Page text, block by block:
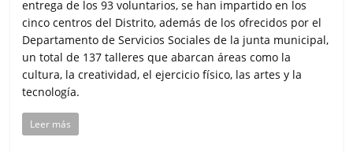
entrega de los 93 voluntarios, se han impartido en los
cinco centros del Distrito, además de los ofrecidos por el
Departamento de Servicios Sociales de la junta municipal,
un total de 137 talleres que abarcan áreas como la
cultura, la creatividad, el ejercicio físico, las artes y la
tecnología.
Leer más